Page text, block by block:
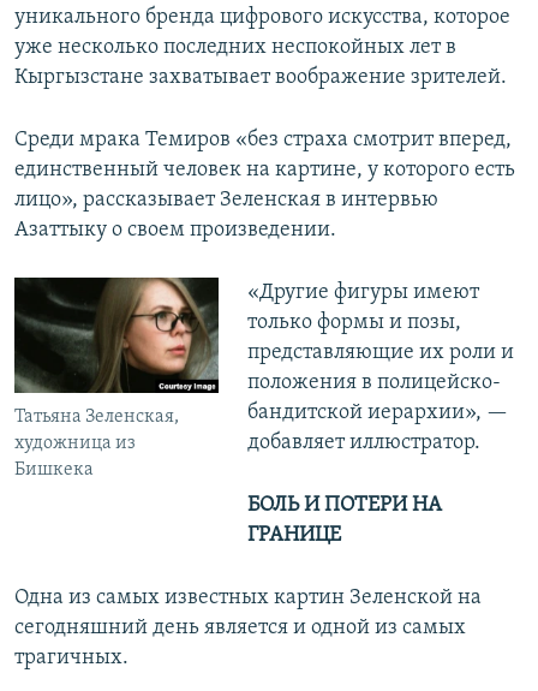
уникального бренда цифрового искусства, которое
уже несколько последних неспокойных лет в
Кыргызстане захватывает воображение зрителей.
Среди мрака Темиров «без страха смотрит вперед,
единственный человек на картине, у которого есть
лицо», рассказывает Зеленская в интервью
Азаттыку о своем произведении.
Татьяна Зеленская,
художница из
Бишкека
«Другие фигуры имеют
только формы и позы,
представляющие их роли и
положения в полицейско-
бандитской иерархии», —
добавляет иллюстратор.
БОЛЬ И ПОТЕРИ НА
ГРАНИЦЕ
Одна из самых известных картин Зеленской на
сегодняшний день является и одной из самых
трагичных.